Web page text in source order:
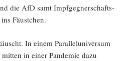
die AfD samt Impf­geg­ner­schafts­
Fäustchen.
In einem Par­al­lel­uni­ver­sum
in einer Pan­de­mie dazu